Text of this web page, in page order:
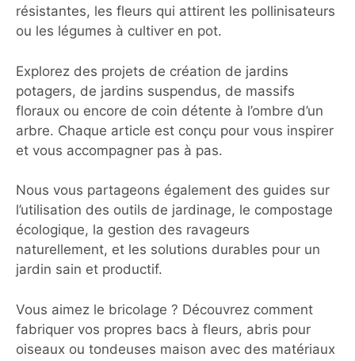
résistantes, les fleurs qui attirent les pollinisateurs
ou les légumes à cultiver en pot.
Explorez des projets de création de jardins
potagers, de jardins suspendus, de massifs
floraux ou encore de coin détente à l’ombre d’un
arbre. Chaque article est conçu pour vous inspirer
et vous accompagner pas à pas.
Nous vous partageons également des guides sur
l’utilisation des outils de jardinage, le compostage
écologique, la gestion des ravageurs
naturellement, et les solutions durables pour un
jardin sain et productif.
Vous aimez le bricolage ? Découvrez comment
fabriquer vos propres bacs à fleurs, abris pour
oiseaux ou tondeuses maison avec des matériaux